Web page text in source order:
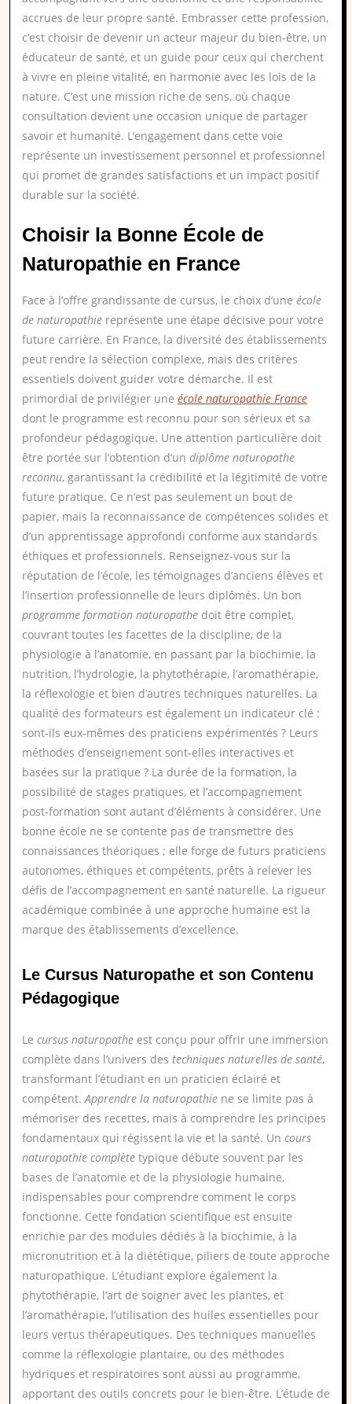
accrues de leur propre santé. Embrasser cette profession,
c’est choisir de devenir un acteur majeur du bien-être, un
éducateur de santé, et un guide pour ceux qui cherchent
à vivre en pleine vitalité, en harmonie avec les lois de la
nature. C’est une mission riche de sens, où chaque
consultation devient une occasion unique de partager
savoir et humanité. L’engagement dans cette voie
représente un investissement personnel et professionnel
qui promet de grandes satisfactions et un impact positif
durable sur la société.
Choisir la Bonne École de
Naturopathie en France
Face à l’offre grandissante de cursus, le choix d’une école
de naturopathie représente une étape décisive pour votre
future carrière. En France, la diversité des établissements
peut rendre la sélection complexe, mais des critères
essentiels doivent guider votre démarche. Il est
primordial de privilégier une école naturopathie France
dont le programme est reconnu pour son sérieux et sa
profondeur pédagogique. Une attention particulière doit
être portée sur l’obtention d’un diplôme naturopathe
reconnu, garantissant la crédibilité et la légitimité de votre
future pratique. Ce n’est pas seulement un bout de
papier, mais la reconnaissance de compétences solides et
d’un apprentissage approfondi conforme aux standards
éthiques et professionnels. Renseignez-vous sur la
réputation de l’école, les témoignages d’anciens élèves et
l’insertion professionnelle de leurs diplômés. Un bon
programme formation naturopathe doit être complet,
couvrant toutes les facettes de la discipline, de la
physiologie à l’anatomie, en passant par la biochimie, la
nutrition, l’hydrologie, la phytothérapie, l’aromathérapie,
la réflexologie et bien d’autres techniques naturelles. La
qualité des formateurs est également un indicateur clé :
sont-ils eux-mêmes des praticiens expérimentés ? Leurs
méthodes d’enseignement sont-elles interactives et
basées sur la pratique ? La durée de la formation, la
possibilité de stages pratiques, et l’accompagnement
post-formation sont autant d’éléments à considérer. Une
bonne école ne se contente pas de transmettre des
connaissances théoriques ; elle forge de futurs praticiens
autonomes, éthiques et compétents, prêts à relever les
défis de l’accompagnement en santé naturelle. La rigueur
académique combinée à une approche humaine est la
marque des établissements d’excellence.
Le Cursus Naturopathe et son Contenu
Pédagogique
Le cursus naturopathe est conçu pour offrir une immersion
complète dans l’univers des techniques naturelles de santé,
transformant l’étudiant en un praticien éclairé et
compétent.Apprendre la naturopathie ne se limite pas à
mémoriser des recettes, mais à comprendre les principes
fondamentaux qui régissent la vie et la santé. Un cours
naturopathie complète typique débute souvent par les
bases de l’anatomie et de la physiologie humaine,
indispensables pour comprendre comment le corps
fonctionne. Cette fondation scientifique est ensuite
enrichie par des modules dédiés à la biochimie, à la
micronutrition et à la diététique, piliers de toute approche
naturopathique. L’étudiant explore également la
phytothérapie, l’art de soigner avec les plantes, et
l’aromathérapie, l’utilisation des huiles essentielles pour
leurs vertus thérapeutiques. Des techniques manuelles
comme la réflexologie plantaire, ou des méthodes
hydriques et respiratoires sont aussi au programme,
apportant des outils concrets pour le bien-être. L’étude de